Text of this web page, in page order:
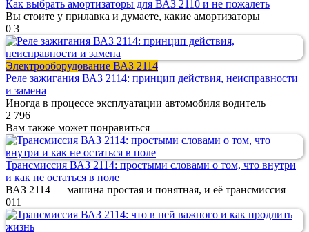
Как выбрать амортизаторы для ВАЗ 2110 и не пожалеть
Вы стоите у прилавка и думаете, какие амортизаторы
0 3
Электрооборудование ВАЗ 2114
Реле зажигания ВАЗ 2114: принцип действия, неисправности
и замена
Иногда в процессе эксплуатации автомобиля водитель
2 796
Вам также может понравиться
Трансмиссия ВАЗ 2114: простыми словами о том, что внутри
и как не остаться в поле
ВАЗ 2114 — машина простая и понятная, и её трансмиссия
011